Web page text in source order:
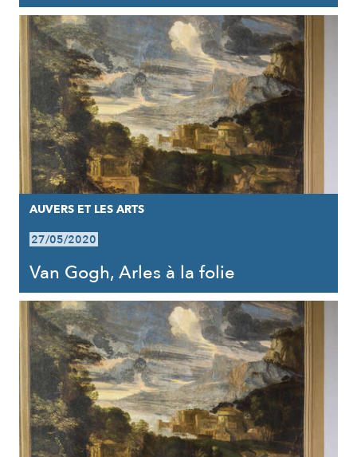
AUVERS ET LES ARTS
27/05/2020
Van Gogh, Arles à la folie